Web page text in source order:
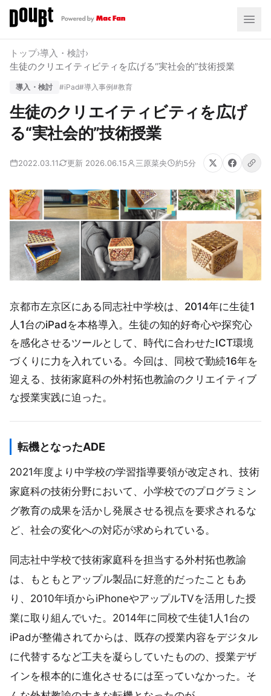
トップ›導入・検討›
生徒のクリエイティビティを広げる“実社会的”技術授業
導入・検討 #iPad#導入事例#教育
生徒のクリエイティビティを広げ
る“実社会的”技術授業
2022.03.11 更新 2026.06.15 三原菜央 約5分
京都市左京区にある同志社中学校は、2014年に生徒1
人1台のiPadを本格導入。生徒の知的好奇心や探究心
を感化させるツールとして、時代に合わせたICT環境
づくりに力を入れている。今回は、同校で勤続16年を
迎える、技術家庭科の外村拓也教諭のクリエイティブ
な授業実践に迫った。
転機となったADE
2021年度より中学校の学習指導要領が改定され、技術
家庭科の技術分野において、小学校でのプログラミン
グ教育の成果を活かし発展させる視点を要求されるな
ど、社会の変化への対応が求められている。
同志社中学校で技術家庭科を担当する外村拓也教諭
は、もともとアップル製品に好意的だったこともあ
り、2010年頃からiPhoneやアップルTVを活用した授
業に取り組んでいた。2014年に同校で生徒1人1台の
iPadが整備されてからは、既存の授業内容をデジタル
に代替するなど工夫を凝らしていたものの、授業デザ
インを根本的に進化させるには至っていなかった。そ